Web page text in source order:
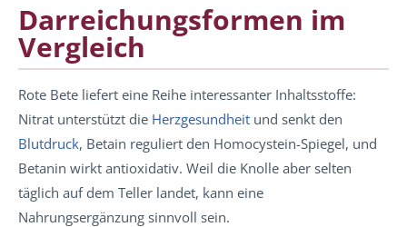
Darreichungsformen im
Vergleich
Rote Bete liefert eine Reihe interessanter Inhaltsstoffe:
Nitrat unterstützt die Herzgesundheit und senkt den
Blutdruck, Betain reguliert den Homocystein-Spiegel, und
Betanin wirkt antioxidativ. Weil die Knolle aber selten
täglich auf dem Teller landet, kann eine
Nahrungsergänzung sinnvoll sein.